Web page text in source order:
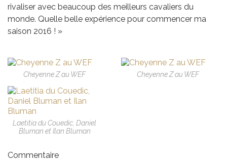
rivaliser avec beaucoup des meilleurs cavaliers du
monde. Quelle belle expérience pour commencer ma
saison 2016 ! »
Cheyenne Z au WEF Cheyenne Z au WEF
Laetitia du Couedic, Daniel
Bluman et Ilan Bluman
Commentaire